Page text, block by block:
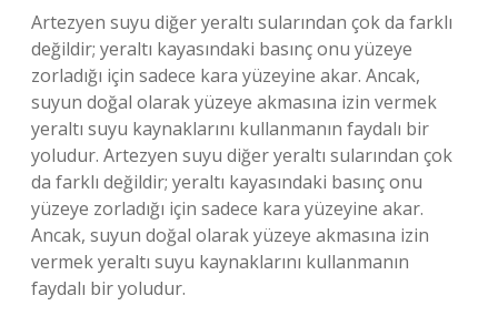
Artezyen suyu diğer yeraltı sularından çok da farklı
değildir; yeraltı kayasındaki basınç onu yüzeye
zorladığı için sadece kara yüzeyine akar. Ancak,
suyun doğal olarak yüzeye akmasına izin vermek
yeraltı suyu kaynaklarını kullanmanın faydalı bir
yoludur. Artezyen suyu diğer yeraltı sularından çok
da farklı değildir; yeraltı kayasındaki basınç onu
yüzeye zorladığı için sadece kara yüzeyine akar.
Ancak, suyun doğal olarak yüzeye akmasına izin
vermek yeraltı suyu kaynaklarını kullanmanın
faydalı bir yoludur.